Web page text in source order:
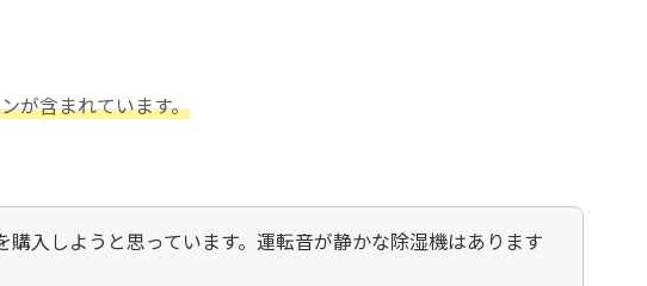
が含まれています。
購入しようと思っています。運転音が静かな除湿機はあります